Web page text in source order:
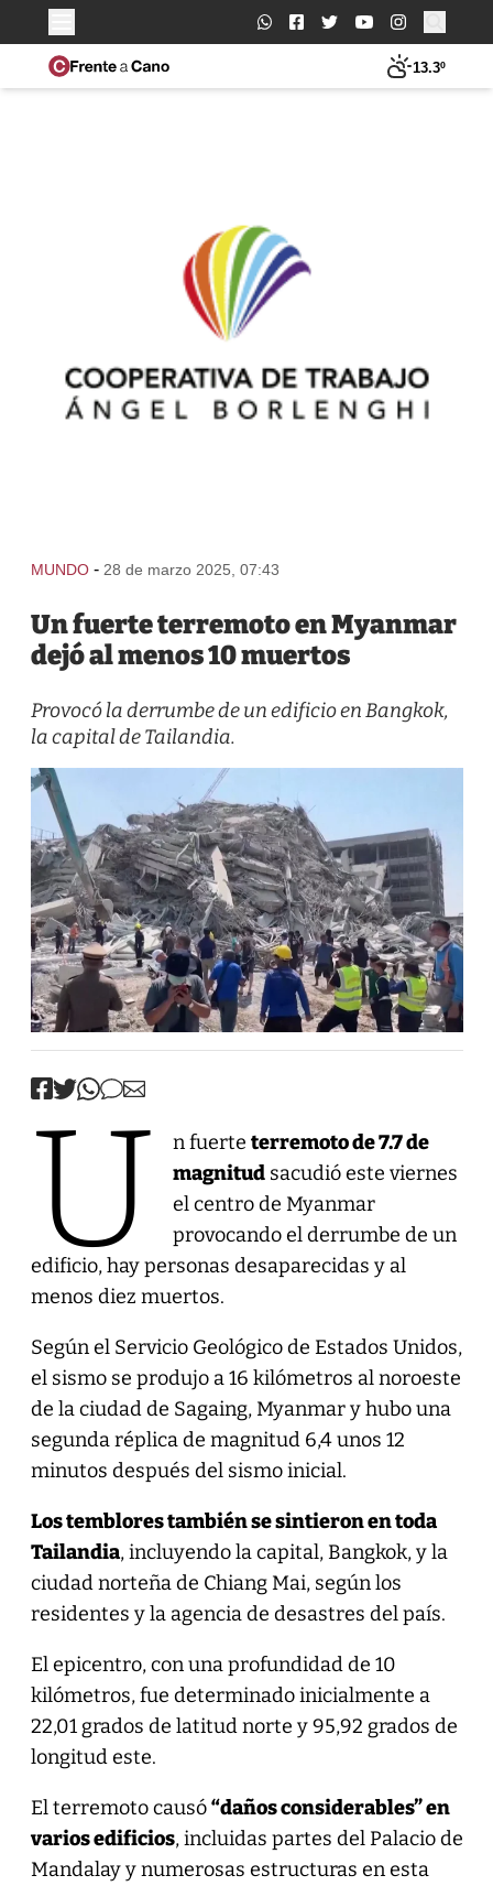
Buscar:
13.3º
MUNDO - 28 de marzo 2025, 07:43
Un fuerte terremoto en Myanmar
dejó al menos 10 muertos
Provocó la derrumbe de un edificio en Bangkok,
la capital de Tailandia.
U n fuerte terremoto de 7.7 de
magnitudsacudió este viernes
el centro de Myanmar
provocando el derrumbe de un
edificio, hay personas desaparecidas y al
menos diez muertos.
Según el Servicio Geológico de Estados Unidos,
el sismo se produjo a 16 kilómetros al noroeste
de la ciudad de Sagaing, Myanmar y hubo una
segunda réplica de magnitud 6,4 unos 12
minutos después del sismo inicial.
Los temblores también se sintieron en toda
Tailandia, incluyendo la capital, Bangkok, y la
ciudad norteña de Chiang Mai, según los
residentes y la agencia de desastres del país.
El epicentro, con una profundidad de 10
kilómetros, fue determinado inicialmente a
22,01 grados de latitud norte y 95,92 grados de
longitud este.
El terremoto causó“daños considerables” en
varios edificios, incluidas partes del Palacio de
Mandalay y numerosas estructuras en esta